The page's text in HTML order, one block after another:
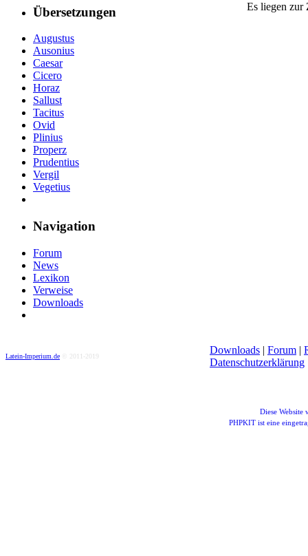
Übersetzungen
Augustus
Ausonius
Caesar
Cicero
Horaz
Sallust
Tacitus
Ovid
Plinius
Properz
Prudentius
Vergil
Vegetius
Navigation
Forum
News
Lexikon
Verweise
Downloads
Es liegen zur
Latein-Imperium.de © 2011-2019
Downloads | Forum |
Datenschutzerklärung
Diese Website
PHPKIT ist eine